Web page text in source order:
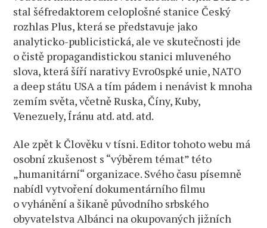
stal šéfredaktorem celoplošné stanice Český
rozhlas Plus, která se představuje jako
analyticko-publicistická, ale ve skutečnosti jde
o čistě propagandistickou stanici mluveného
slova, která šíří narativy Evro0spké unie, NATO
a deep státu USA a tím pádem i nenávist k mnoha
zemím světa, včetně Ruska, Číny, Kuby,
Venezuely, Íránu atd. atd. atd.
Ale zpět k Člověku v tísni. Editor tohoto webu má
osobní zkušenost s “výběrem témat” této
„humanitární“ organizace. Svého času písemně
nabídl vytvoření dokumentárního filmu
o vyhánění a šikaně původního srbského
obyvatelstva Albánci na okupovaných jižních